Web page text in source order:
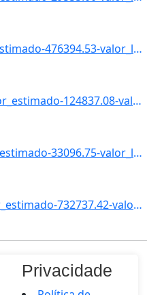
7: licitacao-PR-4/2016-valor_estimado-476394.53-valor_licitado-0.00-status-CANCELADO-descricao--data_pu]
8: licitacao-PR-3017/2015-valor_estimado-124837.08-valor_licitado-0.00-status-CADASTRADO-descricao--dat]
9: licitacao-PR-27/2015-valor_estimado-33096.75-valor_licitado-0.00-status-LICITACAO-descricao--data_pu]
10: licitacao-PR-14/2015-valor_estimado-732737.42-valor_licitado-0.00-status-LICITACAO-descricao-AQUISIC]
Privacidade